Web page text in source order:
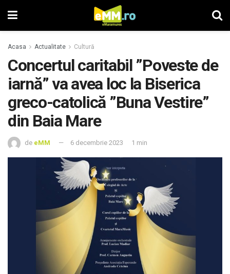
Acasa Actualitate Cultură
Concertul caritabil ”Poveste de
iarnă” va avea loc la Biserica
greco-catolică ”Buna Vestire”
din Baia Mare
de eMM 6 decembrie 2023 1 min